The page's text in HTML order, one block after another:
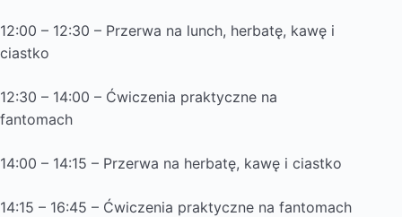
12:00 – 12:30 – Przerwa na lunch, herbatę, kawę i
ciastko
12:30 – 14:00 – Ćwiczenia praktyczne na
fantomach
14:00 – 14:15 – Przerwa na herbatę, kawę i ciastko
14:15 – 16:45 – Ćwiczenia praktyczne na fantomach